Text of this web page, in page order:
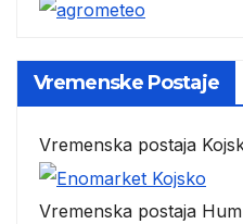
Vremenske Postaje
Vremenska postaja
Vremenska postaja Hum